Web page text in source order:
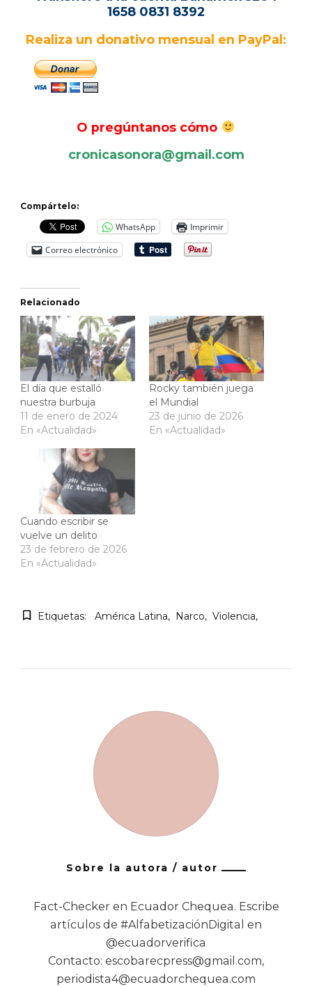
1658 0831 8392
Realiza un donativo mensual en PayPal:
O pregúntanos cómo
cronicasonora@gmail.com
Compártelo:
WhatsApp
Imprimir
Correo electrónico
Relacionado
El día que estalló
nuestra burbuja
11 de enero de 2024
En «Actualidad»
Rocky también juega
el Mundial
23 de junio de 2026
En «Actualidad»
Cuando escribir se
vuelve un delito
23 de febrero de 2026
En «Actualidad»
Etiquetas: América Latina Narco Violencia
Sobre la autora / autor
Fact-Checker en Ecuador Chequea. Escribe
artículos de #AlfabetizaciónDigital en
@ecuadorverifica
Contacto: escobarecpress@gmail.com,
periodista4@ecuadorchequea.com